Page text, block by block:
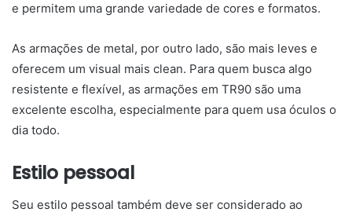
e permitem uma grande variedade de cores e formatos.
As armações de metal, por outro lado, são mais leves e
oferecem um visual mais clean. Para quem busca algo
resistente e flexível, as armações em TR90 são uma
excelente escolha, especialmente para quem usa óculos o
dia todo.
Estilo pessoal
Seu estilo pessoal também deve ser considerado ao